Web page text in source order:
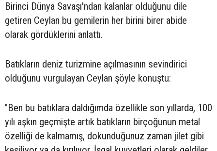
Birinci Dünya Savaşı'ndan kalanlar olduğunu dile
getiren Ceylan bu gemilerin her birini birer abide
olarak gördüklerini anlattı.
Batıkların deniz turizmine açılmasının sevindirici
olduğunu vurgulayan Ceylan şöyle konuştu:
"Ben bu batıklara daldığımda özellikle son yıllarda, 100
yılı aşkın geçmişte artık batıkların birçoğunun metal
özelliği de kalmamış, dokunduğunuz zaman jilet gibi